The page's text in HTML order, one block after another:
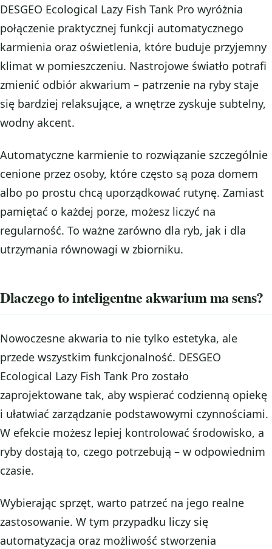
DESGEO Ecological Lazy Fish Tank Pro wyróżnia
połączenie praktycznej funkcji automatycznego
karmienia oraz oświetlenia, które buduje przyjemny
klimat w pomieszczeniu. Nastrojowe światło potrafi
zmienić odbiór akwarium – patrzenie na ryby staje
się bardziej relaksujące, a wnętrze zyskuje subtelny,
wodny akcent.
Automatyczne karmienie to rozwiązanie szczególnie
cenione przez osoby, które często są poza domem
albo po prostu chcą uporządkować rutynę. Zamiast
pamiętać o każdej porze, możesz liczyć na
regularność. To ważne zarówno dla ryb, jak i dla
utrzymania równowagi w zbiorniku.
Dlaczego to inteligentne akwarium ma sens?
Nowoczesne akwaria to nie tylko estetyka, ale
przede wszystkim funkcjonalność. DESGEO
Ecological Lazy Fish Tank Pro zostało
zaprojektowane tak, aby wspierać codzienną opiekę
i ułatwiać zarządzanie podstawowymi czynnościami.
W efekcie możesz lepiej kontrolować środowisko, a
ryby dostają to, czego potrzebują – w odpowiednim
czasie.
Wybierając sprzęt, warto patrzeć na jego realne
zastosowanie. W tym przypadku liczy się
automatyzacja oraz możliwość stworzenia